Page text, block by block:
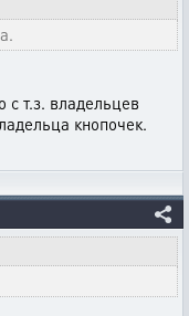
т.з. владельцев
кнопочек.